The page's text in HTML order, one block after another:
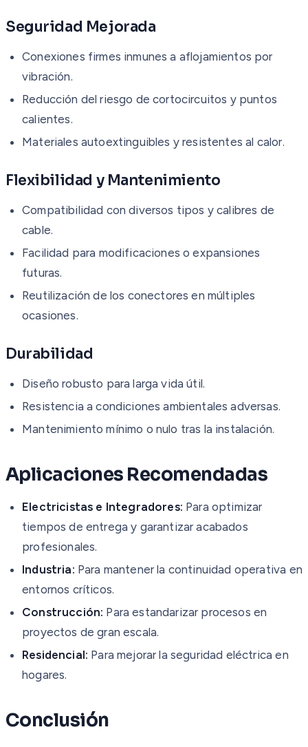
Seguridad Mejorada
Conexiones firmes inmunes a aflojamientos por
vibración.
Reducción del riesgo de cortocircuitos y puntos
calientes.
Materiales autoextinguibles y resistentes al calor.
Flexibilidad y Mantenimiento
Compatibilidad con diversos tipos y calibres de
cable.
Facilidad para modificaciones o expansiones
futuras.
Reutilización de los conectores en múltiples
ocasiones.
Durabilidad
Diseño robusto para larga vida útil.
Resistencia a condiciones ambientales adversas.
Mantenimiento mínimo o nulo tras la instalación.
Aplicaciones Recomendadas
Electricistas e Integradores: Para optimizar
tiempos de entrega y garantizar acabados
profesionales.
Industria: Para mantener la continuidad operativa en
entornos críticos.
Construcción: Para estandarizar procesos en
proyectos de gran escala.
Residencial: Para mejorar la seguridad eléctrica en
hogares.
Conclusión